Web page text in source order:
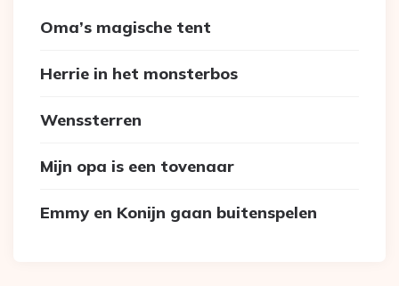
Oma’s magische tent
Herrie in het monsterbos
Wenssterren
Mijn opa is een tovenaar
Emmy en Konijn gaan buitenspelen